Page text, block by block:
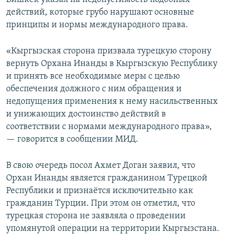
действий, которые грубо нарушают основные
принципы и нормы международного права.
«Кыргызская сторона призвала турецкую сторону
вернуть Орхана Инанды в Кыргызскую Республику
и принять все необходимые меры с целью
обеспечения должного с ним обращения и
недопущения применения к нему насильственных
и унижающих достоинство действий в
соответствии с нормами международного права»,
— говорится в сообщении МИД.
В свою очередь посол Ахмет Доган заявил, что
Орхан Инанды является гражданином Турецкой
Республики и признаётся исключительно как
гражданин Турции. При этом он отметил, что
турецкая сторона не заявляла о проведении
упомянутой операции на территории Кыргызстана.